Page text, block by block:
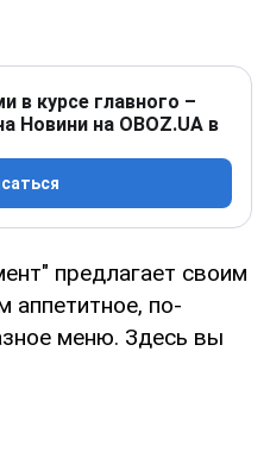
в курсе главного –
Новини на OBOZ.UA в
предлагает своим
аппетитное, по-
меню. Здесь вы